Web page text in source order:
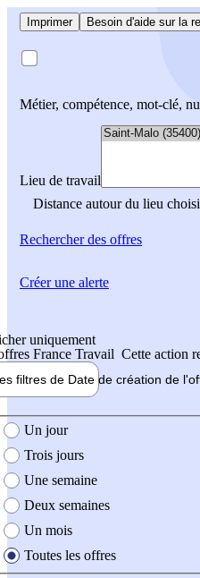
Imprimer Besoin d'aide sur la
Métier, compétence, mot-clé,
Lieu de travail
Distance autour du lieu choisi
Rechercherdes offres
uniquement
France Travail Cette action
filtres de Date de création de
création de l'offre
Un jour
Trois jours
Une semaine
Deux semaines
Un mois
Toutes les offres
Créer une alerte